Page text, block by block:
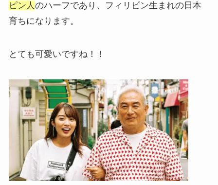
ピン人のハーフであり、フィリピン生まれの日本
育ちになります。
とても可愛いですね！！